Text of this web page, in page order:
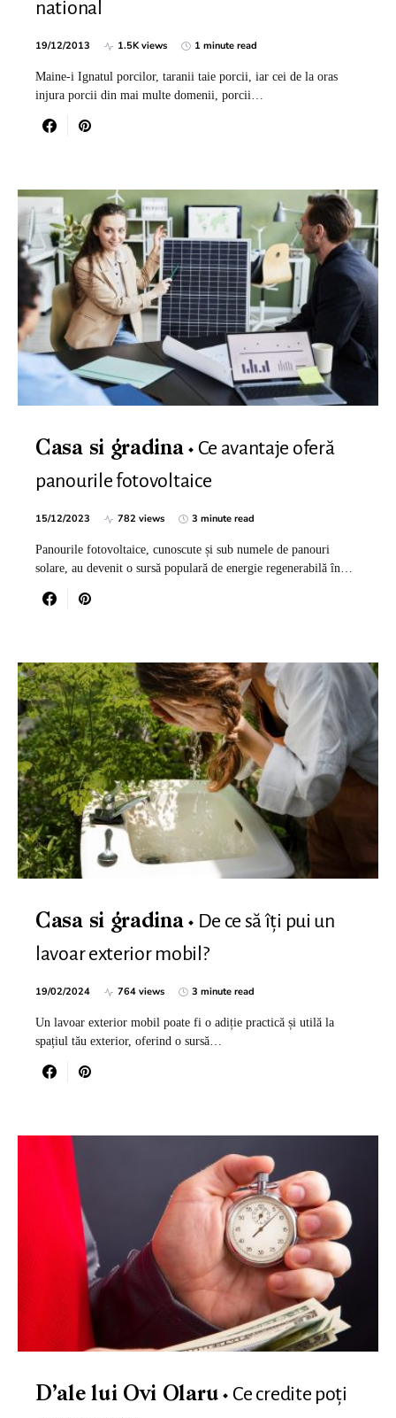
national
19/12/2013 1.5K views 1 minute read
Maine-i Ignatul porcilor, taranii taie porcii, iar cei de la oras
injura porcii din mai multe domenii, porcii…
Casa si gradina
Ce avantaje oferă
panourile fotovoltaice
15/12/2023 782 views 3 minute read
Panourile fotovoltaice, cunoscute și sub numele de panouri
solare, au devenit o sursă populară de energie regenerabilă în…
Casa si gradina
De ce să îți pui un
lavoar exterior mobil?
19/02/2024 764 views 3 minute read
Un lavoar exterior mobil poate fi o adiție practică și utilă la
spațiul tău exterior, oferind o sursă…
D’ale lui Ovi Olaru
Ce credite poți